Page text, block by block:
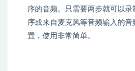
序的音频。只需要两步就可以录
序或来自麦克风等音频输入的
置，使用非常简单。